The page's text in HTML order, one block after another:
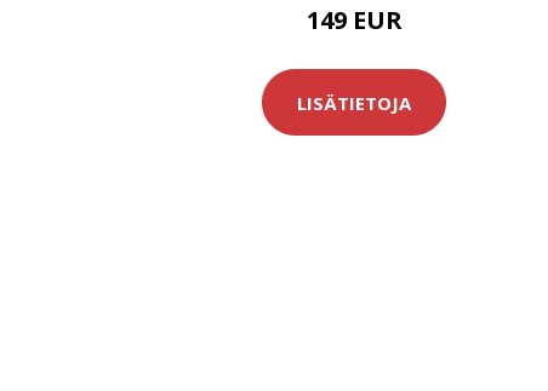
149 EUR
LISÄTIETOJA